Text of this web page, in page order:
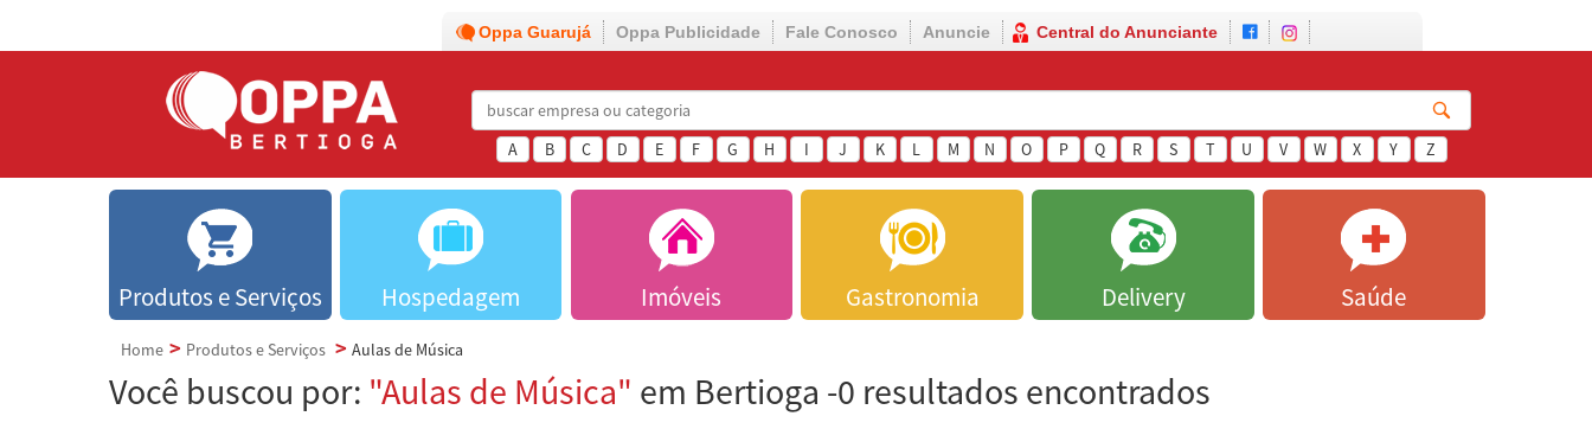
Oppa Guarujá Oppa Publicidade Fale Conosco Anuncie Central do Anunciante
A B C D E F G H I J K L M N O P Q R S T U V W X Y Z
Produtos e Serviços Hospedagem Imóveis Gastronomia Delivery Saúde
Home Produtos e Serviços Aulas de Música
Você buscou por: "Aulas de Música" em Bertioga -0 resultados encontrados